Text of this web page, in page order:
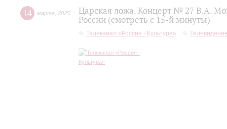
14 марта 2025
Царская ложа. Концерт № 27 В.А.
России (смотреть с 15-й минуты)
Телеканал «Россия - Культура»